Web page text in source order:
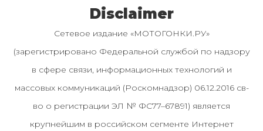
Disclaimer
Сетевое издание «МОТОГОНКИ.РУ»
(зарегистрировано Федеральной службой по надзору
в сфере связи, информационных технологий и
массовых коммуникаций (Роскомнадзор) 06.12.2016 св-
во о регистрации ЭЛ № ФС77–67891) является
крупнейшим в российском сегменте Интернет